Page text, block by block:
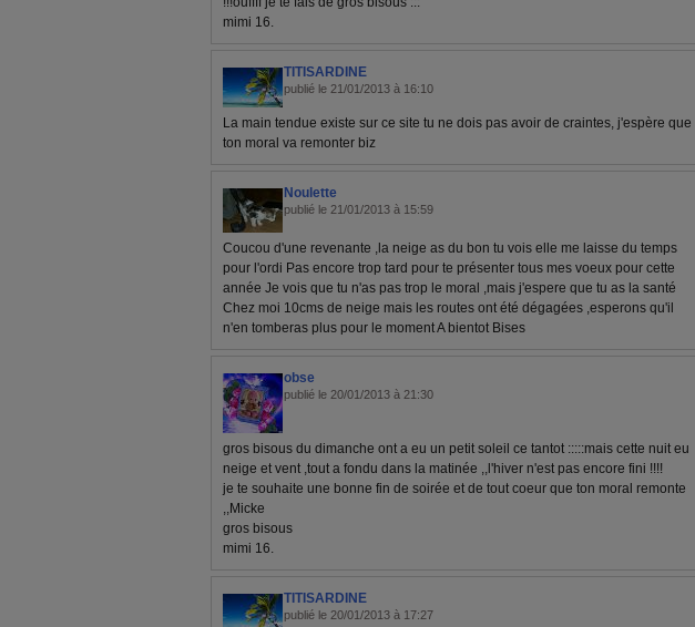
mimi 16.
TITISARDINE
publié le 21/01/2013 à 16:10
La main tendue existe sur ce site tu ne dois pas avoir de craintes, j'espère que
ton moral va remonter biz
Noulette
publié le 21/01/2013 à 15:59
Coucou d'une revenante ,la neige as du bon tu vois elle me laisse du temps
pour l'ordi Pas encore trop tard pour te présenter tous mes voeux pour cette
année Je vois que tu n'as pas trop le moral ,mais j'espere que tu as la santé
Chez moi 10cms de neige mais les routes ont été dégagées ,esperons qu'il
n'en tomberas plus pour le moment A bientot Bises
obse
publié le 20/01/2013 à 21:30
gros bisous du dimanche ont a eu un petit soleil ce tantot :::::mais cette nuit eu
neige et vent ,tout a fondu dans la matinée ,,l'hiver n'est pas encore fini !!!!
je te souhaite une bonne fin de soirée et de tout coeur que ton moral remonte
,,Micke
gros bisous
mimi 16.
TITISARDINE
publié le 20/01/2013 à 17:27